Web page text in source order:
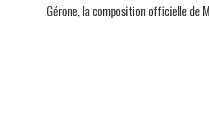
Gérone, la composition officielle de